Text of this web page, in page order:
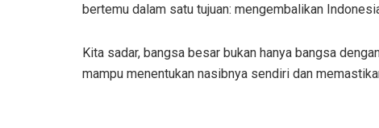
bertemu dalam satu tujuan: mengembalikan
Kita sadar, bangsa besar bukan hanya bangsa
mampu menentukan nasibnya sendiri dan